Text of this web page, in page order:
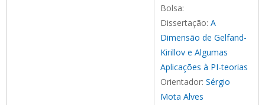
Bolsa:
Dissertação: A
Dimensão de Gelfand-
Kirillov e Algumas
Aplicações à PI-teorias
Orientador: Sérgio
Mota Alves